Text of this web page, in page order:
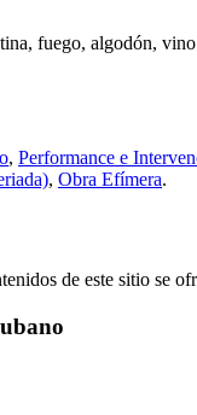
fuego, algodón,
, Performance e
, Obra Efímera.
de este sitio se